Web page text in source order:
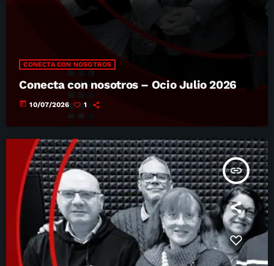
CONECTA CON NOSOTROS
Conecta con nosotros – Ocio Julio 2026
today 10/07/2026 1
insert_link